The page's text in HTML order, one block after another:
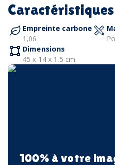
Caractéristiques
Empreinte carbone
1,06
Dimensions
45 x 14 x 1.5 cm
100% à votre